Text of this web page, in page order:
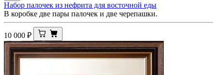
Набор палочек из нефрита для восточной еды
В коробке две пары палочек и две черепашки.
10 000 ₽